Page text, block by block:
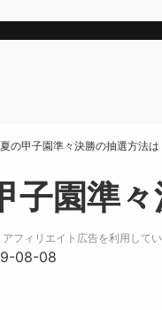
夏の甲子園準々決勝の抽選方法
子園準
フィリエイト広告を利用して
08-08